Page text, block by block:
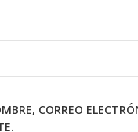
CORREO